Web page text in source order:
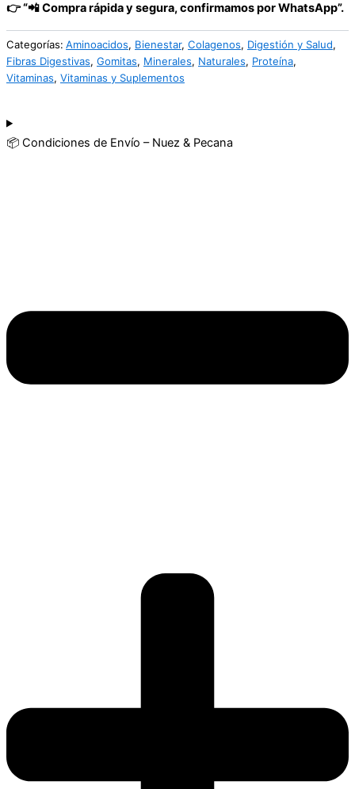
👉 “📲 Compra rápida y segura, confirmamos por WhatsApp”.
Categorías: Aminoacidos, Bienestar, Colagenos, Digestión y Salud,
Fibras Digestivas, Gomitas, Minerales, Naturales, Proteína,
Vitaminas, Vitaminas y Suplementos
📦 Condiciones de Envío – Nuez & Pecana